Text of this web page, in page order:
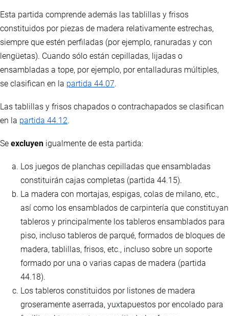
Esta partida comprende además las tablillas y frisos
constituidos por piezas de madera relativamente estrechas,
siempre que estén perfiladas (por ejemplo, ranuradas y con
lengüetas). Cuando sólo están cepilladas, lijadas o
ensambladas a tope, por ejemplo, por entalladuras múltiples,
se clasifican en la partida 44.07.
Las tablillas y frisos chapados o contrachapados se clasifican
en la partida 44.12.
Se excluyen igualmente de esta partida:
Los juegos de planchas cepilladas que ensambladas
constituirán cajas completas (partida 44.15).
La madera con mortajas, espigas, colas de milano, etc.,
así como los ensamblados de carpintería que constituyan
tableros y principalmente los tableros ensamblados para
piso, incluso tableros de parqué, formados de bloques de
madera, tablillas, frisos, etc., incluso sobre un soporte
formado por una o varias capas de madera (partida
44.18).
Los tableros constituidos por listones de madera
groseramente aserrada, yuxtapuestos por encolado para